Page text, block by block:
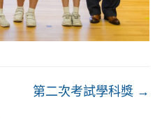
第二次考試學科獎 →